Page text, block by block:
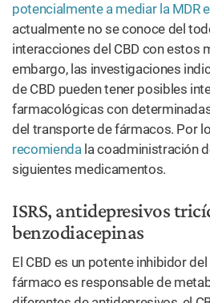
potencialmente a mediar la MDR
actualmente no se conoce del
interacciones del CBD con estos
embargo, las investigaciones
de CBD pueden tener posibles
farmacológicas con
del transporte de fármacos. Por
recomiendala coadministración
siguientes medicamentos.
ISRS, antidepresivos
benzodiacepinas
El CBD es un potente inhibidor
fármaco es responsable de